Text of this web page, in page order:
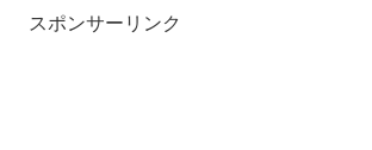
スポンサーリンク